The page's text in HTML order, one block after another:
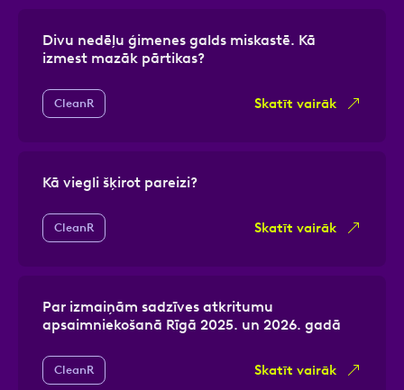
Divu nedēļu ģimenes galds miskastē. Kā
izmest mazāk pārtikas?
CleanR Skatīt vairāk
Kā viegli šķirot pareizi?
CleanR Skatīt vairāk
Par izmaiņām sadzīves atkritumu
apsaimniekošanā Rīgā 2025. un 2026. gadā
CleanR Skatīt vairāk